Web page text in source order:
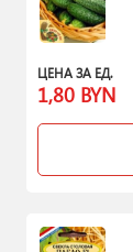
ЦЕНА ЗА ЕД.
1,80 BYN